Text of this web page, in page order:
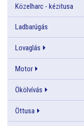
Közelharc - kézitusa
Ladbarúgás
Lovaglás
Motor
Ökölvívás
Öttusa